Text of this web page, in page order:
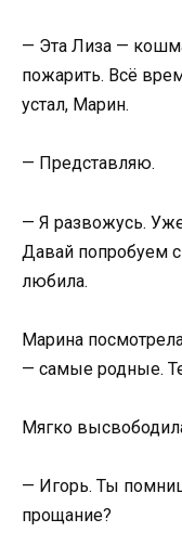
— Эта Лиза —
пожарить. Всё
устал, Марин.
— Представляю.
— Я развожусь.
Давай попробуем
любила.
Марина
— самые родные.
Мягко
— Игорь. Ты
прощание?